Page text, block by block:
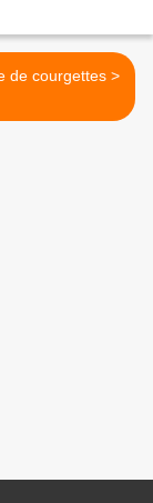
Bolognaise de courgettes >